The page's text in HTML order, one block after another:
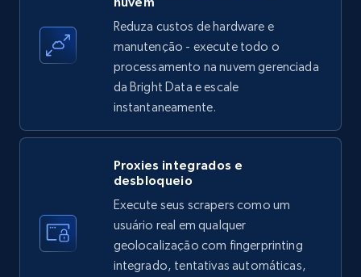
upc numbers
Title, Seller name, Brand, Description, Initial
price, Currency, Availability, Reviews count, and
more.
5.7K+ Comece grátis
LinkedIn company information
ID, Name, Country code, Locations, Followers,
Employees in linkedin, About, Specialties, and
more.
Reduza custos de hardware e
manutenção - execute todo o
processamento na nuvem gerenciada
da Bright Data e escale
instantaneamente.
Proxies integrados e
desbloqueio
Execute seus scrapers como um
usuário real em qualquer
geolocalização com fingerprinting
integrado, tentativas automáticas,